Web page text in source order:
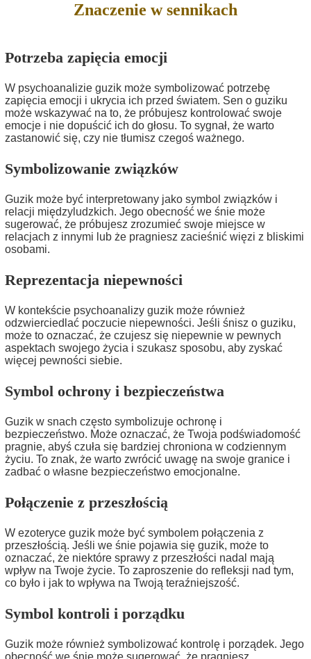
Znaczenie w sennikach
Potrzeba zapięcia emocji
W psychoanalizie guzik może symbolizować potrzebę
zapięcia emocji i ukrycia ich przed światem. Sen o guziku
może wskazywać na to, że próbujesz kontrolować swoje
emocje i nie dopuścić ich do głosu. To sygnał, że warto
zastanowić się, czy nie tłumisz czegoś ważnego.
Symbolizowanie związków
Guzik może być interpretowany jako symbol związków i
relacji międzyludzkich. Jego obecność we śnie może
sugerować, że próbujesz zrozumieć swoje miejsce w
relacjach z innymi lub że pragniesz zacieśnić więzi z bliskimi
osobami.
Reprezentacja niepewności
W kontekście psychoanalizy guzik może również
odzwierciedlać poczucie niepewności. Jeśli śnisz o guziku,
może to oznaczać, że czujesz się niepewnie w pewnych
aspektach swojego życia i szukasz sposobu, aby zyskać
więcej pewności siebie.
Symbol ochrony i bezpieczeństwa
Guzik w snach często symbolizuje ochronę i
bezpieczeństwo. Może oznaczać, że Twoja podświadomość
pragnie, abyś czuła się bardziej chroniona w codziennym
życiu. To znak, że warto zwrócić uwagę na swoje granice i
zadbać o własne bezpieczeństwo emocjonalne.
Połączenie z przeszłością
W ezoteryce guzik może być symbolem połączenia z
przeszłością. Jeśli we śnie pojawia się guzik, może to
oznaczać, że niektóre sprawy z przeszłości nadal mają
wpływ na Twoje życie. To zaproszenie do refleksji nad tym,
co było i jak to wpływa na Twoją teraźniejszość.
Symbol kontroli i porządku
Guzik może również symbolizować kontrolę i porządek. Jego